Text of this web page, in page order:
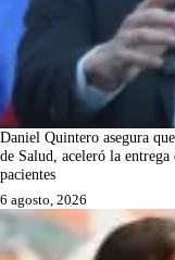
Daniel Quintero asegura
de Salud, aceleró la
pacientes
6 agosto, 2026